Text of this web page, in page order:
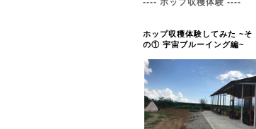
---- ホップ収穫体験 ----
ホップ収穫体験してみた ~そ
の① 宇宙ブルーイング編~